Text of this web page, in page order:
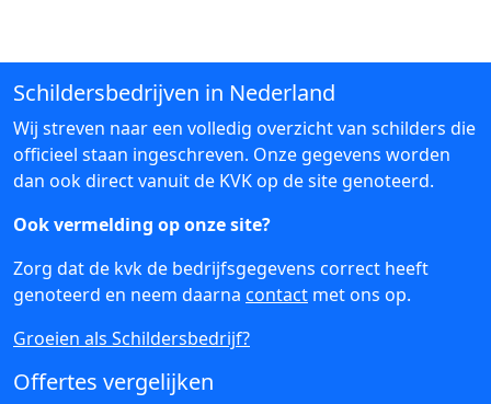
Schildersbedrijven in Nederland
Wij streven naar een volledig overzicht van schilders die
officieel staan ingeschreven. Onze gegevens worden
dan ook direct vanuit de KVK op de site genoteerd.
Ook vermelding op onze site?
Zorg dat de kvk de bedrijfsgegevens correct heeft
genoteerd en neem daarna contact met ons op.
Groeien als Schildersbedrijf?
Offertes vergelijken